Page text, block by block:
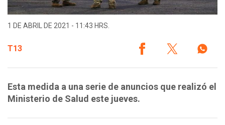
1 DE ABRIL DE 2021 - 11:43 HRS.
T13
Esta medida a una serie de anuncios que realizó el
Ministerio de Salud este jueves.